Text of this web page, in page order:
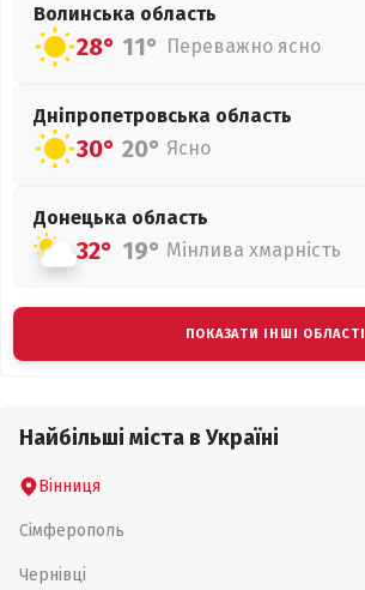
Волинська область
28° 11° Переважно ясно
Дніпропетровська область
30° 20° Ясно
Донецька область
32° 19° Мінлива хмарність
ПОКАЗАТИ ІНШІ ОБЛАСТІ
Найбільші міста в Україні
Вінниця
Сімферополь
Чернівці